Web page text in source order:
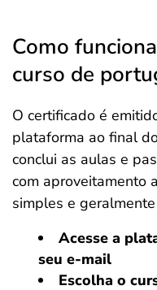
Como
curso de
O certificado é
plataforma ao final
conclui as aulas e
com aproveitamento
simples e
Acesse a
seu e-mail
Escolha o